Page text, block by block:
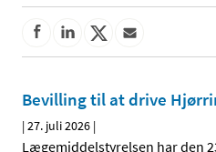
Bevilling til at drive
|27. juli 2026 |
Lægemiddelstyrelsen har den